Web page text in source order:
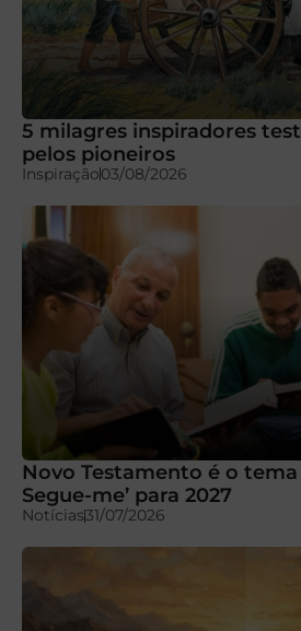
5 milagres inspiradores
pelos pioneiros
Inspiração03/08/2026
Novo Testamento é o tema
Segue-me’ para 2027
Notícias31/07/2026